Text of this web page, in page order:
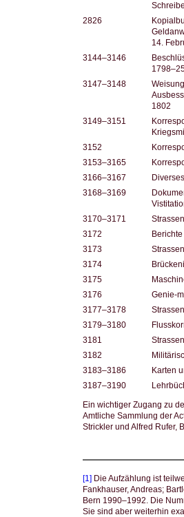
2826
14.
3144–3146
3147–3148
1802
3149–3151
3152
3153–3165
3166–3167
3168–3169
3170–3171
3172
3173
3174
3175
3176
Genie-
3177–3178
3179–3180
3181
3182
3183–3186
Karten
3187–3190
Ein wichtiger Zugang zu
Amtliche Sammlung der
Strickler und Alfred Rufer,
[1] Die Aufzählung ist
Fankhauser, Andreas;
Bern 1990–1992. Die
Sie sind aber weiterhin